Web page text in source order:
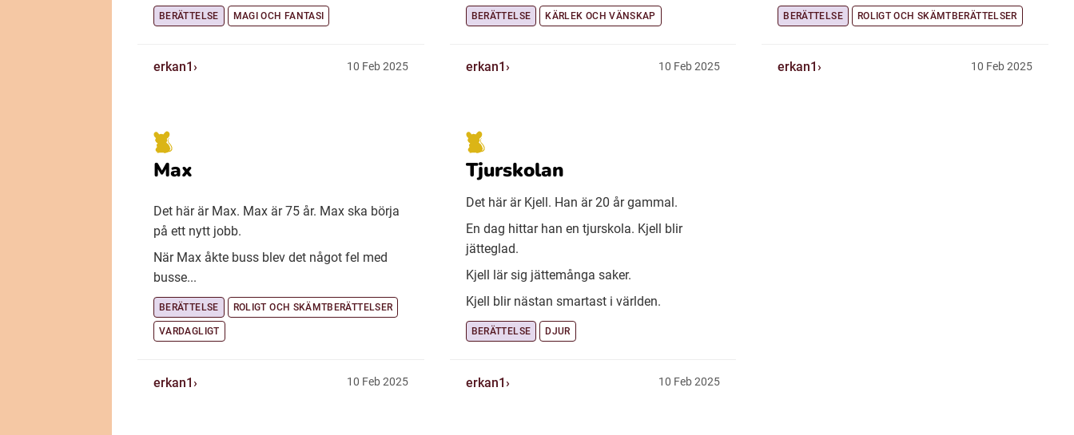
BERÄTTELSE MAGI OCH FANTASI
erkan1 10 Feb 2025
BERÄTTELSE KÄRLEK OCH VÄNSKAP
erkan1 10 Feb 2025
BERÄTTELSE ROLIGT OCH SKÄMTBERÄTTELSER
erkan1 10 Feb 2025
Max
Det här är Max. Max är 75 år. Max ska börja
på ett nytt jobb.
När Max åkte buss blev det något fel med
busse...
BERÄTTELSE ROLIGT OCH SKÄMTBERÄTTELSER
VARDAGLIGT
erkan1 10 Feb 2025
Tjurskolan
Det här är Kjell. Han är 20 år gammal.
En dag hittar han en tjurskola. Kjell blir
jätteglad.
Kjell lär sig jättemånga saker.
Kjell blir nästan smartast i världen.
BERÄTTELSE DJUR
erkan1 10 Feb 2025